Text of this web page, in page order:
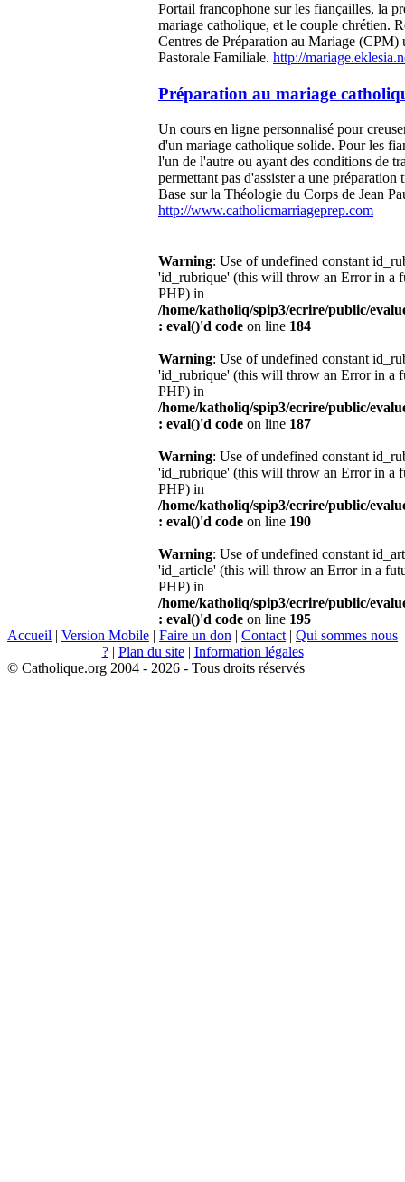
Portail francophone sur les fiançailles, la
mariage catholique, et le couple chrétien.
Centres de Préparation au Mariage (CPM)
Pastorale Familiale. http://
Préparation au mariage
Un cours en ligne personnalisé pour
d'un mariage catholique solide. Pour les
l'un de l'autre ou ayant des conditions de
permettant pas d'assister a une préparation
Base sur la Théologie du Corps de Jean
http://www.catholicmarriageprep.com
Warning: Use of undefined constant
'id_rubrique' (this will throw an Error in a
PHP) in
/home/katholiq/spip3/ecrire/public/
: eval()'d code on line 184
Warning: Use of undefined constant
'id_rubrique' (this will throw an Error in a
PHP) in
/home/katholiq/spip3/ecrire/public/
: eval()'d code on line 187
Warning: Use of undefined constant
'id_rubrique' (this will throw an Error in a
PHP) in
/home/katholiq/spip3/ecrire/public/
: eval()'d code on line 190
Warning: Use of undefined constant
'id_article' (this will throw an Error in a
PHP) in
/home/katholiq/spip3/ecrire/public/
: eval()'d code on line 195
Accueil | Version Mobile | Faire un don | Contact | Qui sommes nous
?| Plan du site| Information légales
© Catholique.org 2004 - 2026 - Tous droits réservés